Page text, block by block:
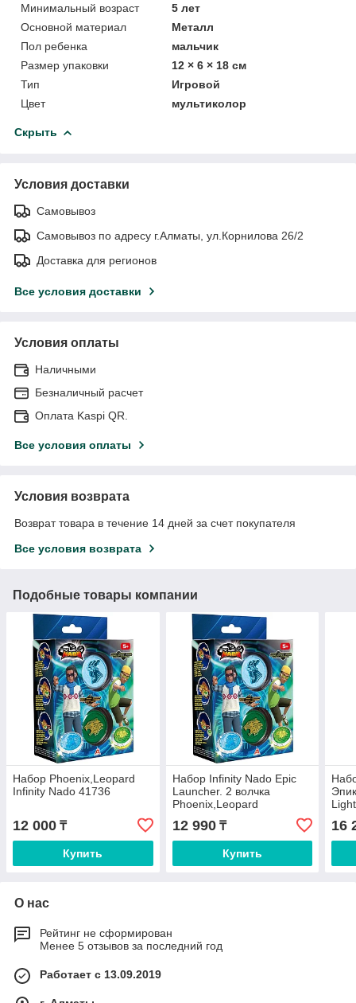
Минимальный возраст
5 лет
Основной материал
Металл
Пол ребенка
мальчик
Размер упаковки
12 × 6 × 18 см
Тип
Игровой
Цвет
мультиколор
Скрыть
Условия доставки
Самовывоз
Самовывоз по адресу г.Алматы, ул.Корнилова 26/2
Доставка для регионов
Все условия доставки
Условия оплаты
Наличными
Безналичный расчет
Оплата Kaspi QR.
Все условия оплаты
Условия возврата
Возврат товара в течение 14 дней за счет покупателя
Все условия возврата
Подобные товары компании
Набор Phoenix,Leopard
Infinity Nado 41736
12 000 ₸
Купить
Набор Infinity Nado Epic
Launcher. 2 волчка
Phoenix,Leopard
12 990₸
Купить
16
О нас
Рейтинг не сформирован
Менее 5 отзывов за последний год
Работает с 13.09.2019